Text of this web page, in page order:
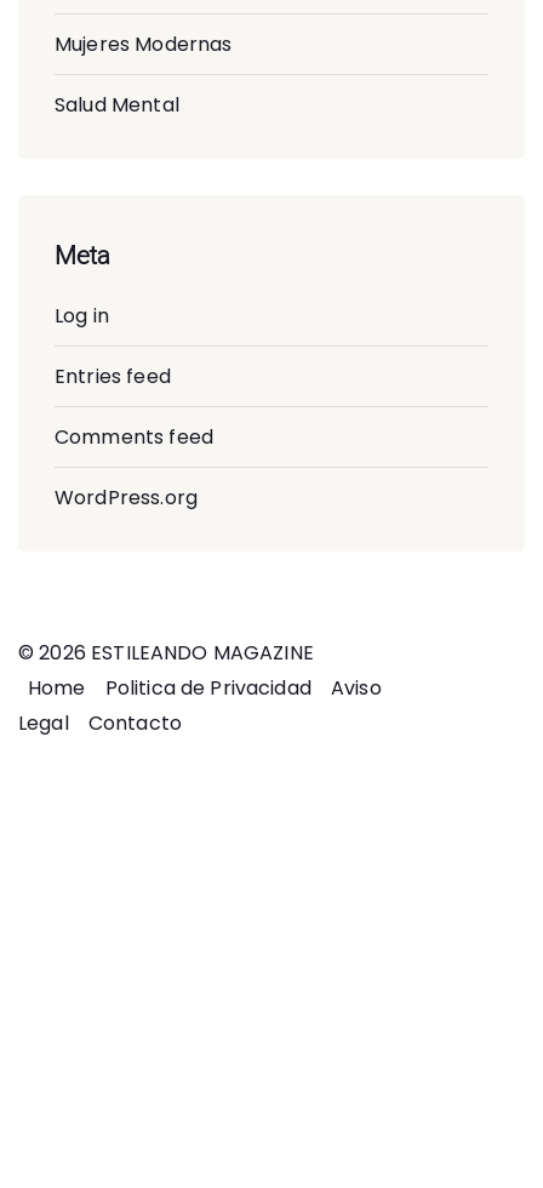
Mujeres Modernas
Salud Mental
Meta
Log in
Entries feed
Comments feed
WordPress.org
© 2026 ESTILEANDO MAGAZINE
Home
Politica de Privacidad
Aviso
Legal
Contacto